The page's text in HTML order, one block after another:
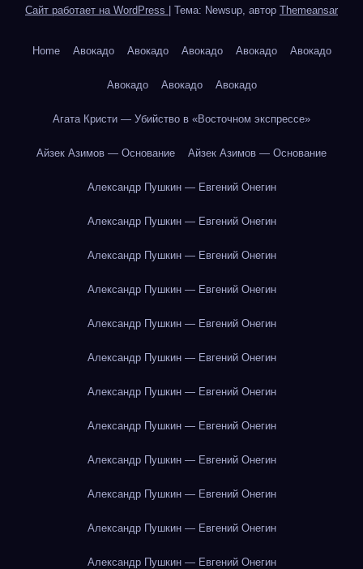
Сайт работает на WordPress Тема: Newsup, автор Themeansar
Home Авокадо Авокадо Авокадо Авокадо Авокадо
Авокадо Авокадо Авокадо
Агата Кристи — Убийство в «Восточном экспрессе»
Айзек Азимов — Основание Айзек Азимов — Основание
Александр Пушкин — Евгений Онегин
Александр Пушкин — Евгений Онегин
Александр Пушкин — Евгений Онегин
Александр Пушкин — Евгений Онегин
Александр Пушкин — Евгений Онегин
Александр Пушкин — Евгений Онегин
Александр Пушкин — Евгений Онегин
Александр Пушкин — Евгений Онегин
Александр Пушкин — Евгений Онегин
Александр Пушкин — Евгений Онегин
Александр Пушкин — Евгений Онегин
Александр Пушкин — Евгений Онегин